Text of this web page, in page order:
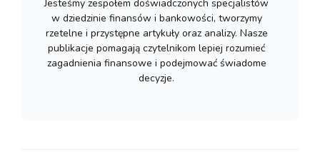
Jesteśmy zespołem doświadczonych specjalistów
w dziedzinie finansów i bankowości, tworzymy
rzetelne i przystępne artykuły oraz analizy. Nasze
publikacje pomagają czytelnikom lepiej rozumieć
zagadnienia finansowe i podejmować świadome
decyzje.